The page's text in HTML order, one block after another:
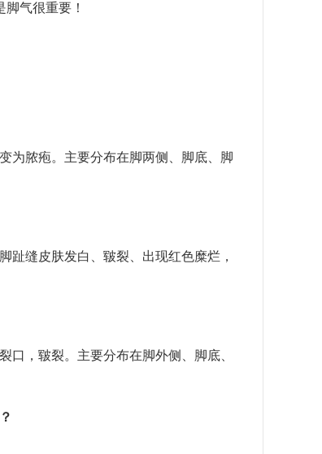
气很重要！
脓疱。主要分布在脚两侧、脚底、脚
缝皮肤发白、皲裂、出现红色糜烂，
，皲裂。主要分布在脚外侧、脚底、